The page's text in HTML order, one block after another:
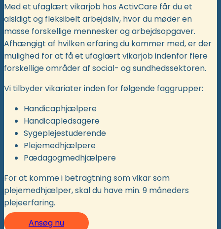
Med et ufaglært vikarjob hos ActivCare får du et
alsidigt og fleksibelt arbejdsliv, hvor du møder en
masse forskellige mennesker og arbejdsopgaver.
Afhængigt af hvilken erfaring du kommer med, er der
mulighed for at få et ufaglært vikarjob indenfor flere
forskellige områder af social- og sundhedssektoren.
Vi tilbyder vikariater inden for følgende faggrupper:
Handicaphjælpere
Handicapledsagere
Sygeplejestuderende
Plejemedhjælpere
Pædagogmedhjælpere
For at komme i betragtning som vikar som
plejemedhjælper, skal du have min. 9 måneders
plejeerfaring.
Ansøg nu